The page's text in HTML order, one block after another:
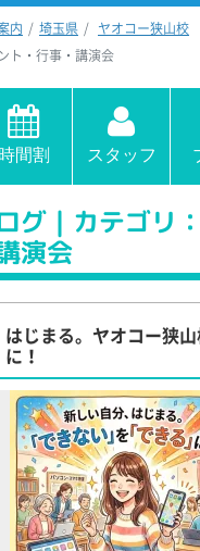
内 埼玉県
ヤオコー狭山校
ト・行事・講演会
時間割 スタッフ
グ｜カテゴリ
演会
じまる。ヤオコー狭山
！